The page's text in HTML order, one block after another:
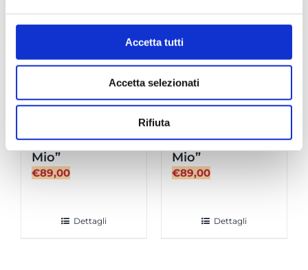
Accetta tutti
Accetta selezionati
Rifiuta
Jolie Evo Grigia
Caffè “A Modo
Mio”
€89,00
Dettagli
Jolie Evo Rossa
Caffè “A Modo
Mio”
€89,00
Dettagli